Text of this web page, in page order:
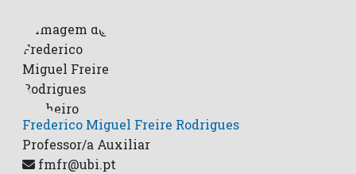
Frederico Miguel Freire Rodrigues
Professor/a Auxiliar
fmfr@ubi.pt